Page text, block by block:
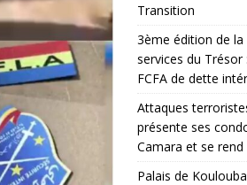
Transition
3ème édition de la
services du Trésor
FCFA de dette
Attaques
présente ses
Camara et se
Palais de